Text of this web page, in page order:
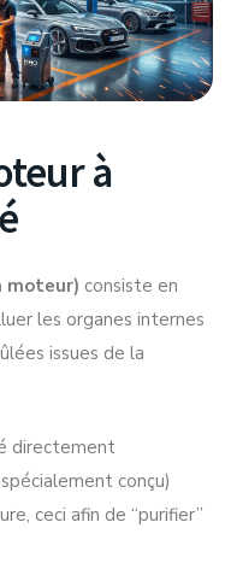
à
moteur) consiste en
les organes internes
issues de la
directement
conçu)
ceci afin de “purifier”